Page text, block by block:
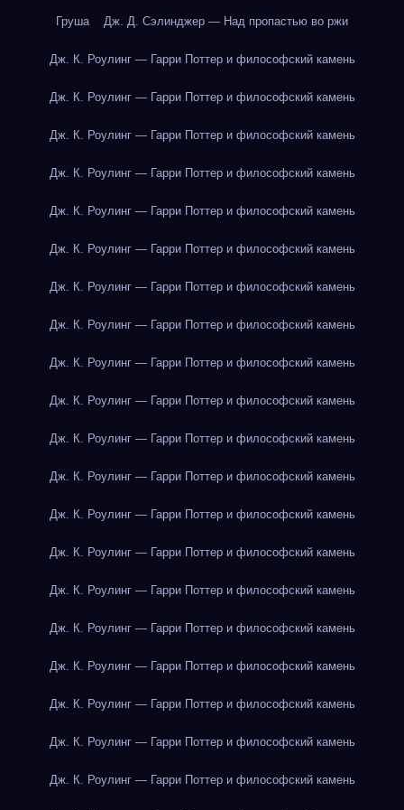
Груша Дж. Д. Сэлинджер — Над пропастью во ржи
Дж. К. Роулинг — Гарри Поттер и философский камень
Дж. К. Роулинг — Гарри Поттер и философский камень
Дж. К. Роулинг — Гарри Поттер и философский камень
Дж. К. Роулинг — Гарри Поттер и философский камень
Дж. К. Роулинг — Гарри Поттер и философский камень
Дж. К. Роулинг — Гарри Поттер и философский камень
Дж. К. Роулинг — Гарри Поттер и философский камень
Дж. К. Роулинг — Гарри Поттер и философский камень
Дж. К. Роулинг — Гарри Поттер и философский камень
Дж. К. Роулинг — Гарри Поттер и философский камень
Дж. К. Роулинг — Гарри Поттер и философский камень
Дж. К. Роулинг — Гарри Поттер и философский камень
Дж. К. Роулинг — Гарри Поттер и философский камень
Дж. К. Роулинг — Гарри Поттер и философский камень
Дж. К. Роулинг — Гарри Поттер и философский камень
Дж. К. Роулинг — Гарри Поттер и философский камень
Дж. К. Роулинг — Гарри Поттер и философский камень
Дж. К. Роулинг — Гарри Поттер и философский камень
Дж. К. Роулинг — Гарри Поттер и философский камень
Дж. К. Роулинг — Гарри Поттер и философский камень